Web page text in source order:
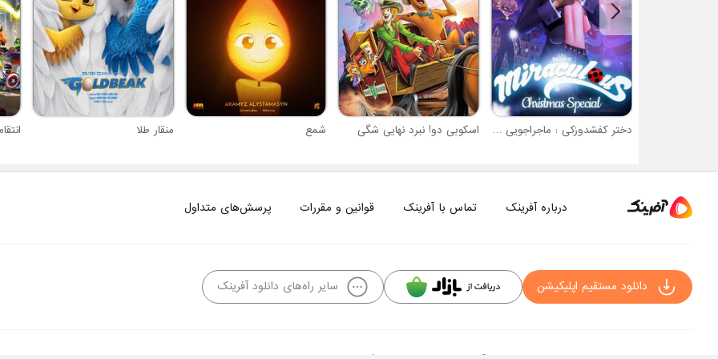
دختر کفشدوزکی : ماجراجویی در پاریس ویژه کریسمس اسکوبی دو! نبرد نهایی شگی شمع منقار طلا
درباره آفرینک تماس با آفرینک قوانین و مقررات پرسش‌های متداول
دانلود مستقیم اپلیکیشن سایر راه‌های دانلود آفرینک